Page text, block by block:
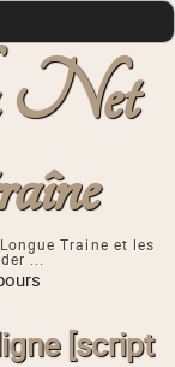
Net
Traine et les
...
[script